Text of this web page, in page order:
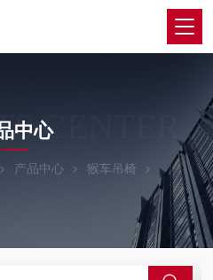
CENTER
中心
产品中心 猴车吊椅